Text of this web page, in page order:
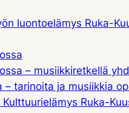
luontoelämys Ruka-
– musiikkiretkellä
– tarinoita ja musiikkia
Ruka-